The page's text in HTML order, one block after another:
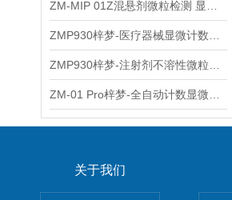
关于我们